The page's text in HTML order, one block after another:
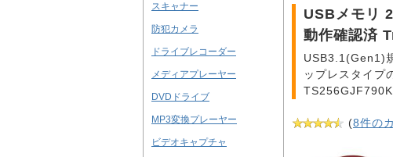
スキャナー
防犯カメラ
ドライブレコーダー
メディアプレーヤー
DVDドライブ
MP3変換プレーヤー
ビデオキャプチャ
USBメモリ
動作確認済
USB3.1(Gen1)
ップレスタイプ
TS256GJF790K
(8件の